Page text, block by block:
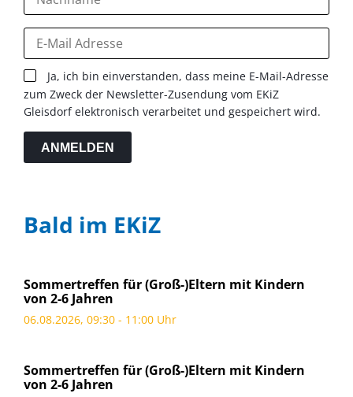
Ja, ich bin einverstanden, dass meine E-Mail-Adresse
zum Zweck der Newsletter-Zusendung vom EKiZ
Gleisdorf elektronisch verarbeitet und gespeichert wird.
ANMELDEN
Bald im EKiZ
Sommertreffen für (Groß-)Eltern mit Kindern
von 2-6 Jahren
06.08.2026, 09:30 - 11:00 Uhr
Sommertreffen für (Groß-)Eltern mit Kindern
von 2-6 Jahren